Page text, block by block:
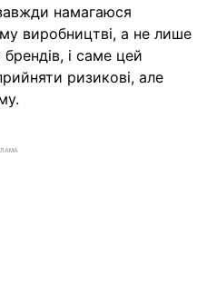
намагаюся
виробництві, а не лише
і саме цей
ризикові, але